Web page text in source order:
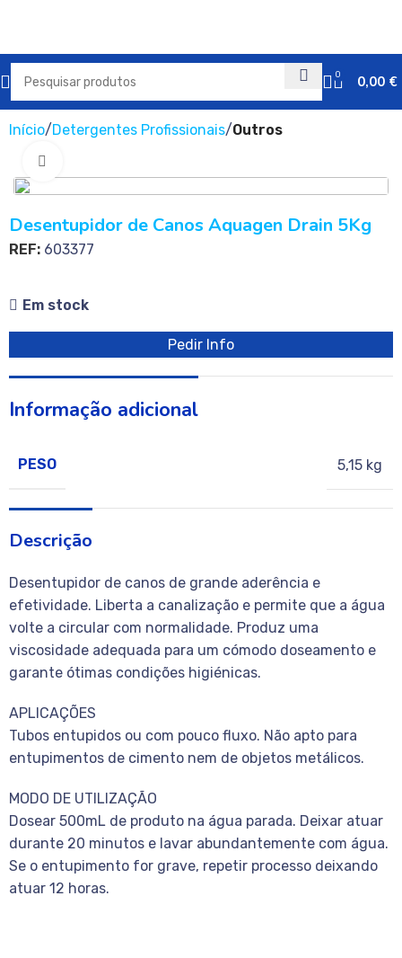
0 0,00 €
Início Detergentes Profissionais Outros
Desentupidor de Canos Aquagen Drain 5Kg
REF: 603377
Em stock
Pedir Info
Informação adicional
PESO 5,15 kg
Descrição
Desentupidor de canos de grande aderência e
efetividade. Liberta a canalização e permite que a água
volte a circular com normalidade. Produz uma
viscosidade adequada para um cómodo doseamento e
garante ótimas condições higiénicas.
APLICAÇÕES
Tubos entupidos ou com pouco fluxo. Não apto para
entupimentos de cimento nem de objetos metálicos.
MODO DE UTILIZAÇÃO
Dosear 500mL de produto na água parada. Deixar atuar
durante 20 minutos e lavar abundantemente com água.
Se o entupimento for grave, repetir processo deixando
atuar 12 horas.